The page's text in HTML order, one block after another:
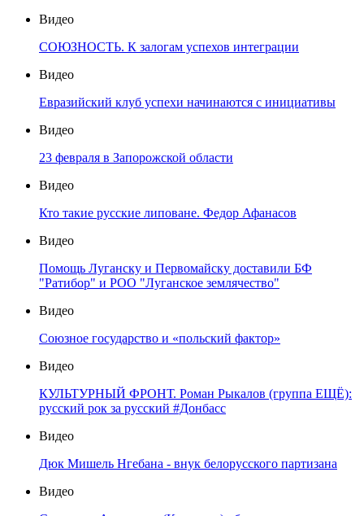
Видео
СОЮЗНОСТЬ. К залогам успехов интеграции
Видео
Евразийский клуб успехи начинаются с инициативы
Видео
23 февраля в Запорожской области
Видео
Кто такие русские липоване. Федор Афанасов
Видео
Помощь Луганску и Первомайску доставили БФ
"Ратибор" и РОО "Луганское землячество"
Видео
Союзное государство и «польский фактор»
Видео
КУЛЬТУРНЫЙ ФРОНТ. Роман Рыкалов (группа ЕЩЁ):
русский рок за русский #Донбасс
Видео
Дюк Мишель Нгебана - внук белорусского партизана
Видео